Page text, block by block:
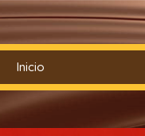
Inicio